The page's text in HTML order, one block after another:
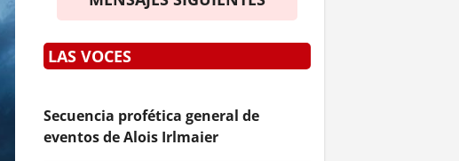
LAS VOCES
Secuencia profética general de
eventos de Alois Irlmaier